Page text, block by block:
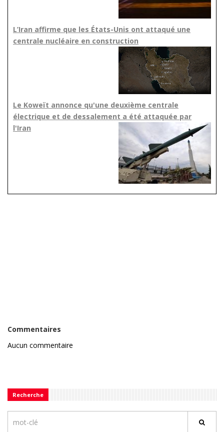
L’Iran affirme que les États-Unis ont attaqué une
centrale nucléaire en construction
Le Koweït annonce qu'une deuxième centrale
électrique et de dessalement a été attaquée par
l'Iran
Commentaires
Aucun commentaire
Recherche